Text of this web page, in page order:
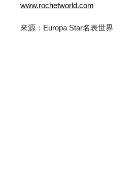
www.rochetworld.com
來源：Europa Star名表世界